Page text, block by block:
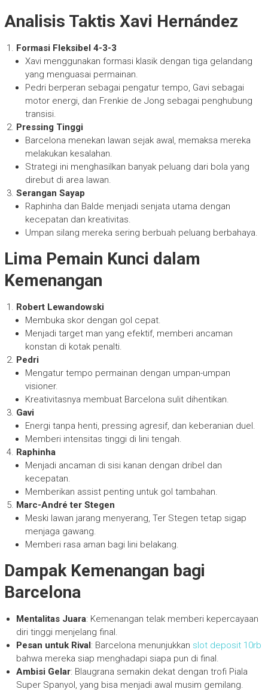
Analisis Taktis Xavi Hernández
Formasi Fleksibel 4-3-3
Xavi menggunakan formasi klasik dengan tiga gelandang
yang menguasai permainan.
Pedri berperan sebagai pengatur tempo, Gavi sebagai
motor energi, dan Frenkie de Jong sebagai penghubung
transisi.
Pressing Tinggi
Barcelona menekan lawan sejak awal, memaksa mereka
melakukan kesalahan.
Strategi ini menghasilkan banyak peluang dari bola yang
direbut di area lawan.
Serangan Sayap
Raphinha dan Balde menjadi senjata utama dengan
kecepatan dan kreativitas.
Umpan silang mereka sering berbuah peluang berbahaya.
Lima Pemain Kunci dalam
Kemenangan
Robert Lewandowski
Membuka skor dengan gol cepat.
Menjadi target man yang efektif, memberi ancaman
konstan di kotak penalti.
Pedri
Mengatur tempo permainan dengan umpan-umpan
visioner.
Kreativitasnya membuat Barcelona sulit dihentikan.
Gavi
Energi tanpa henti, pressing agresif, dan keberanian duel.
Memberi intensitas tinggi di lini tengah.
Raphinha
Menjadi ancaman di sisi kanan dengan dribel dan
kecepatan.
Memberikan assist penting untuk gol tambahan.
Marc-André ter Stegen
Meski lawan jarang menyerang, Ter Stegen tetap sigap
menjaga gawang.
Memberi rasa aman bagi lini belakang.
Dampak Kemenangan bagi
Barcelona
Mentalitas Juara: Kemenangan telak memberi kepercayaan
diri tinggi menjelang final.
Pesan untuk Rival: Barcelona menunjukkan slot deposit 10rb
bahwa mereka siap menghadapi siapa pun di final.
Ambisi Gelar: Blaugrana semakin dekat dengan trofi Piala
Super Spanyol, yang bisa menjadi awal musim gemilang.